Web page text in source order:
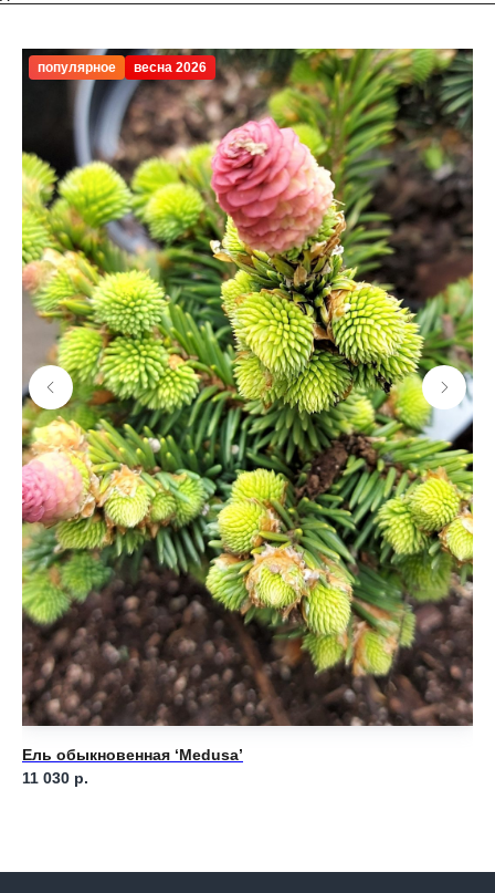
популярное весна 2026
Ель обыкновенная ‘Medusa’
11 030 р.